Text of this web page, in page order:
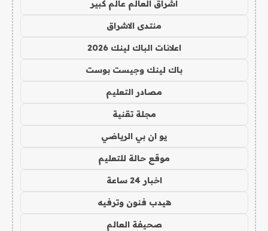
اشراق العالم عالم كبير
منتدى الاشراق
اعلانات الباك لينك 2026
باك لينك وجيست بوست
مصادر التعليم
مجلة تقنية
يو ان بي الرياضي
موقع حالة للتعليم
اخبار 24 ساعة
هيدب فنون وترفيه
صحيفة العالم